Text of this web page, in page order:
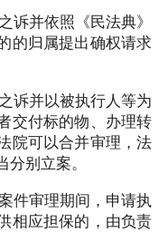
并依照《民法典》
的归属提出确权请求
并以被执行人等为
交付标的物、办理转
院可以合并审理，法
别立案。
审理期间，申请执
相应担保的，由负责